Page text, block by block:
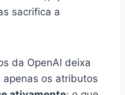
sacrifica a
da OpenAI deixa
os atributos